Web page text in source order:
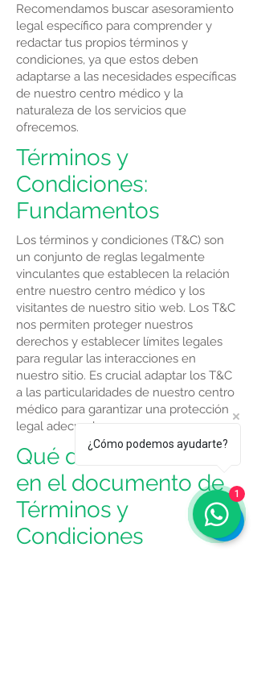
Recomendamos buscar asesoramiento
legal específico para comprender y
redactar tus propios términos y
condiciones, ya que estos deben
adaptarse a las necesidades específicas
de nuestro centro médico y la
naturaleza de los servicios que
ofrecemos.
Términos y
Condiciones:
Fundamentos
Los términos y condiciones (T&C) son
un conjunto de reglas legalmente
vinculantes que establecen la relación
entre nuestro centro médico y los
visitantes de nuestro sitio web. Los T&C
nos permiten proteger nuestros
derechos y establecer límites legales
para regular las interacciones en
nuestro sitio. Es crucial adaptar los T&C
a las particularidades de nuestro centro
médico para garantizar una protección
legal adecuada.
Qué debe incluirse
en el documento de
Términos y
Condiciones
¿Cómo podemos ayudarte?
1